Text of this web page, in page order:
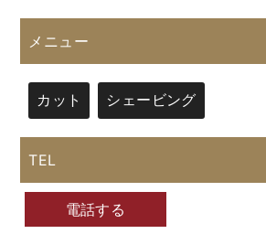
メニュー
カット シェービング
TEL
電話する